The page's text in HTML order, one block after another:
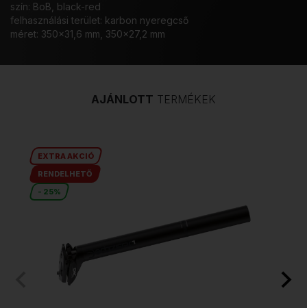
szín: BoB, black-red
felhasználási terület: karbon nyeregcső
méret: 350x31,6 mm, 350x27,2 mm
AJÁNLOTT TERMÉKEK
EXTRA AKCIÓ
RENDELHETŐ
- 25%